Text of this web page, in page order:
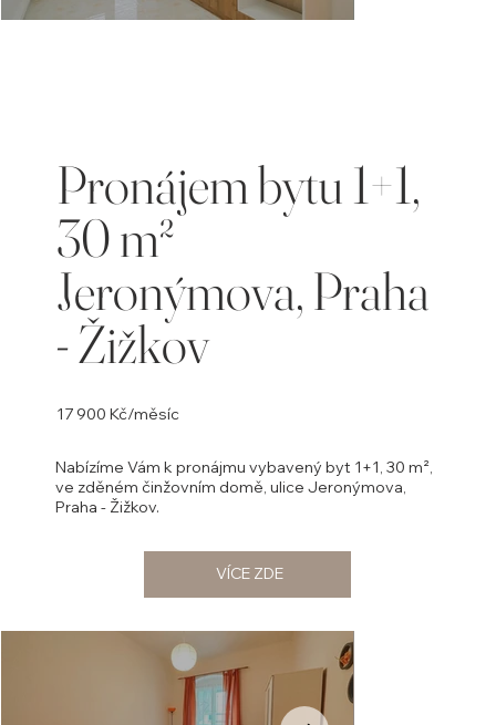
Pronájem bytu 1+1,
30 m²
Jeronýmova, Praha
- Žižkov
17 900 Kč/měsíc
Nabízíme Vám k pronájmu vybavený byt 1+1, 30 m²,
ve zděném činžovním domě, ulice Jeronýmova,
Praha - Žižkov.
VÍCE ZDE